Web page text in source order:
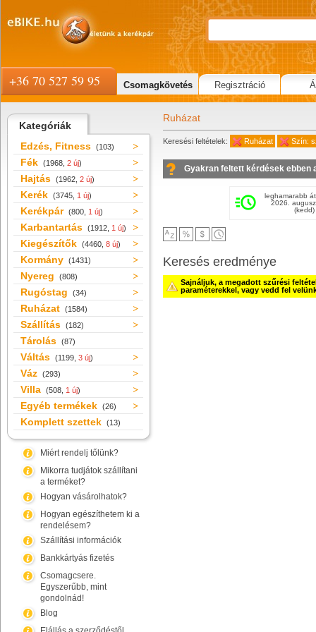
Kategóriák
Edzés, Fitness (103)
Fék (1968, 2 új)
Hajtás (1962, 2 új)
Kerék (3745, 1 új)
Kerékpár (800, 1 új)
Karbantartás (1912, 1 új)
Kiegészítők (4460, 8 új)
Kormány (1431)
Nyereg (808)
Rugóstag (34)
Ruházat (1584)
Szállítás (182)
Tárolás (87)
Váltás (1199, 3 új)
Váz (293)
Villa (508, 1 új)
Egyéb termékek (26)
Komplett szettek (13)
Miért rendelj tőlünk?
Mikorra tudjátok szállítani
a terméket?
Hogyan vásárolhatok?
Hogyan egészíthetem ki a
rendelésem?
Szállítási információk
Bankkártyás fizetés
Csomagcsere.
Egyszerűbb, mint
gondolnád!
Blog
Ruházat
Keresési feltételek: Ruházat Szín:
Gyakran feltett kérdések ebben
leghamarabb
2026.
(kedd)
Keresés eredménye
Sajnáljuk, a megadott szűrési
paraméterekkel, vagy vedd fel
+36 70 527 59 95 Csomagkövetés Regisztráció